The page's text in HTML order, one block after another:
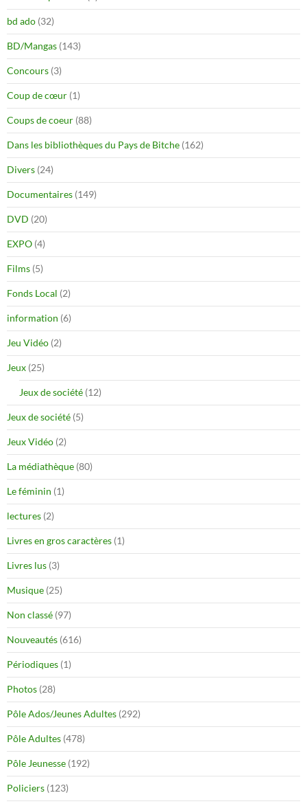
bd ado (32)
BD/Mangas (143)
Concours (3)
Coup de cœur (1)
Coups de coeur (88)
Dans les bibliothèques du Pays de Bitche (162)
Divers (24)
Documentaires (149)
DVD (20)
EXPO (4)
Films (5)
Fonds Local (2)
information (6)
Jeu Vidéo (2)
Jeux (25)
Jeux de société (12)
Jeux de société (5)
Jeux Vidéo (2)
La médiathèque (80)
Le féminin (1)
lectures (2)
Livres en gros caractères (1)
Livres lus (3)
Musique (25)
Non classé (97)
Nouveautés (616)
Périodiques (1)
Photos (28)
Pôle Ados/Jeunes Adultes (292)
Pôle Adultes (478)
Pôle Jeunesse (192)
Policiers (123)